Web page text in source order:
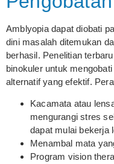
Amblyopia dapat diobati
dini masalah ditemukan
berhasil. Penelitian
binokuler untuk
alternatif yang efektif.
Kacamata atau
mengurangi stres
dapat mulai bekerja
Menambal mata
Program vision